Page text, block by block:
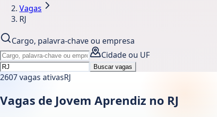
Vagas
RJ
Cargo, palavra-chave ou empresa
Cidade ou UF
Buscar vagas
2607vagas ativasRJ
Vagas de Jovem Aprendiz no RJ